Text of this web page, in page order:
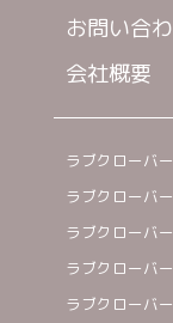
お問い合
会社概要
ラブクローバ
ラブクローバ
ラブクローバ
ラブクローバ
ラブクローバ